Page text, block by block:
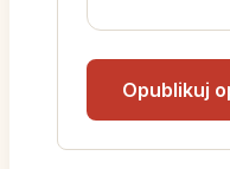
Black Weektrwa
poprzedzający
tym czasie sklep
okazje dnia,
z darmowymi
Opublikuj